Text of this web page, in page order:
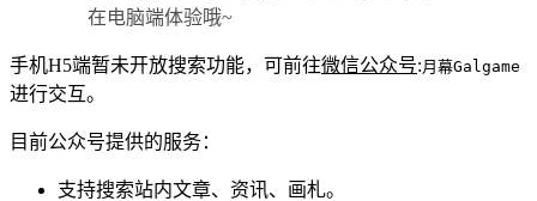
在电脑端体验哦~
手机H5端暂未开放搜索功能，可前往微信公众号: 月幕Galgame
进行交互。
目前公众号提供的服务：
支持搜索站内文章、资讯、画札。